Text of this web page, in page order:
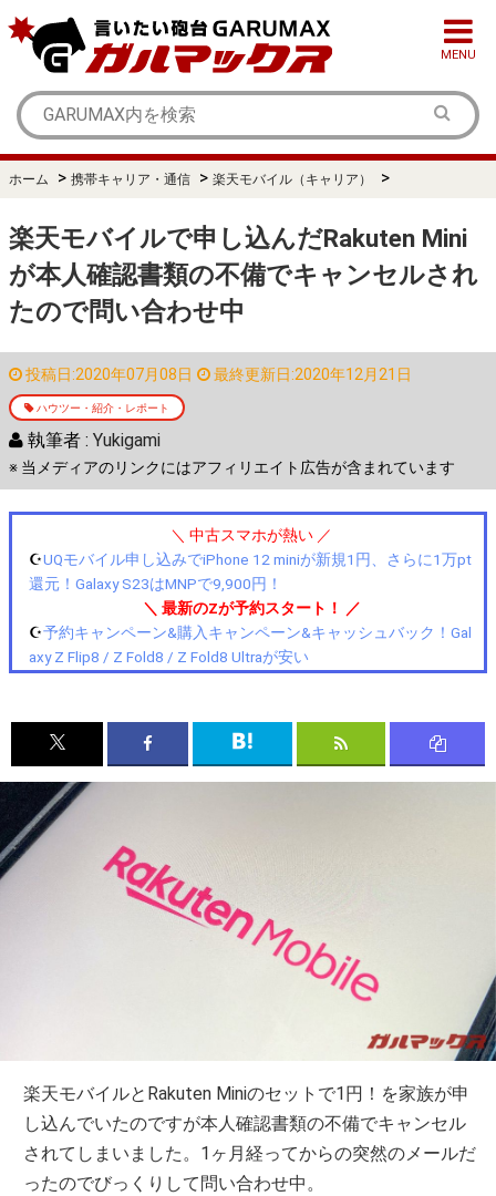
MENU
ホーム > 携帯キャリア・通信 > 楽天モバイル（キャリア） >
楽天モバイルで申し込んだRakuten Mini
が本人確認書類の不備でキャンセルされ
たので問い合わせ中
投稿日:2020年07月08日 最終更新日:2020年12月21日
ハウツー・紹介・レポート
執筆者 : Yukigami
※ 当メディアのリンクにはアフィリエイト広告が含まれています
＼ 中古スマホが熱い ／
☪️UQモバイル申し込みでiPhone 12 miniが新規1円、さらに1万pt
還元！Galaxy S23はMNPで9,900円！
＼ 最新のZが予約スタート！ ／
☪️予約キャンペーン&購入キャンペーン&キャッシュバック！Gal
axy Z Flip8 / Z Fold8 / Z Fold8 Ultraが安い
楽天モバイルとRakuten Miniのセットで1円！を家族が申
し込んでいたのですが本人確認書類の不備でキャンセル
されてしまいました。1ヶ月経ってからの突然のメールだ
ったのでびっくりして問い合わせ中。